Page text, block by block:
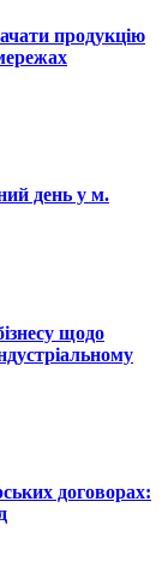
продукцію
день у м.
щодо
договорах: